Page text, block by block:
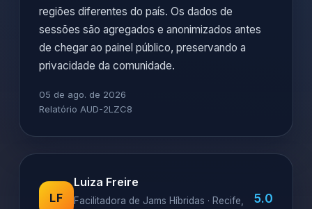
regiões diferentes do país. Os dados de
sessões são agregados e anonimizados antes
de chegar ao painel público, preservando a
privacidade da comunidade.
05 de ago. de 2026
Relatório AUD-2LZC8
LF
Luiza Freire
Facilitadora de Jams Híbridas · Recife,
5.0